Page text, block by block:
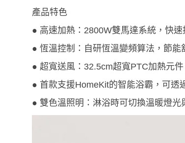
產品特色
● 高速加熱：2800W雙馬達系統，快速
● 恆溫控制：自研恆溫變頻算法，節能
● 超寬送風：32.5cm超寬PTC加熱元
● 首款支援HomeKit的智能浴霸，可透
● 雙色溫照明：淋浴時可切換溫暖燈光